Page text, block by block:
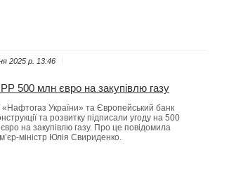
2025 p. 13:46
500 млн євро на закупівлю газу
України» та Європейський банк
та розвитку підписали угоду на 500
на закупівлю газу. Про це повідомила
міністр Юлія Свириденко.